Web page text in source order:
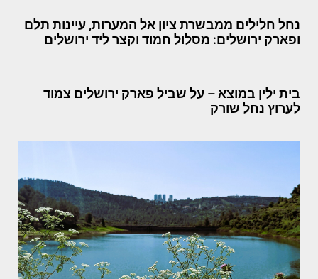
נחל חלילים ממבשרת ציון אל המערות, עיינות תלם
ופארק ירושלים: מסלול חמוד וקצר ליד ירושלים
בית ילין במוצא – על שביל פארק ירושלים צמוד
לערוץ נחל שורק